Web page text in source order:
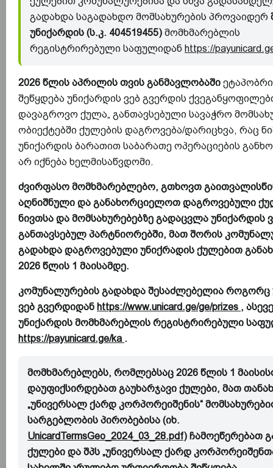
გადახდა საგადახდო მომსახურების პროვაიდერ
უნიქარდის (ს.კ. 404519455) მომხმარებლის
რეგისტრირებული საფულიდან https://
2026 წლის აპრილის თვის განმავლობაში
შეწყდება უნიქარდის ვებ გვერდის
დავაგროვო ქულა„ განთავსებული სავაჭრო
ობიექტებში ქულების დაგროვება/დარიცხვა, რაც
უნიქარდის ბარათით საბარათე ოპერაციების
არ იქნება ხელმისაწვდომი.
ძვირფასო მომხმარებლებო, გთხოვთ
აღნიშნული და განახორციელოთ დაგროვებული
ნივთსა და მომსახურებებზე გადაცვლა უნიქარდის
განთავსებულ პარტნიორებში, მათ შორის
გადახდა დაგროვებული უნიქრადის ქულებით
2026 წლის 1 მაისამდე.
კომუნალურების გადახდა შესაძლებელია როგორც
ვებ გვერდიდან https://www.unicard.ge/ge/prizes ,
უნიქარდის მომხმარებლის რეგისტრირებული
https://payunicard.ge/ka .
მომხმარებლებს, რომლებსაც 2026 წლის 1
დაუფიქსირდებათ გაუხარჯავი ქულები, მათ
„უნივერსალ ქარდ კორპორეიშენის“
სარგებლობის პირობებისა (იხ.
UnicardTermsGeo_2024_03_28.pdf) ჩამოეწერებათ
ქულები და შპს „უნივერსალ ქარდ